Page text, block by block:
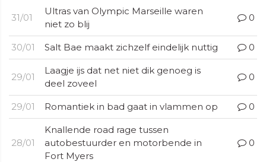
31/01
Ultras van Olympic Marseille waren
niet zo blij
0
30/01 Salt Bae maakt zichzelf eindelijk nuttig 0
29/01
Laagje ijs dat net niet dik genoeg is
deel zoveel
0
29/01 Romantiek in bad gaat in vlammen op 0
28/01
Knallende road rage tussen
autobestuurder en motorbende in
Fort Myers
0